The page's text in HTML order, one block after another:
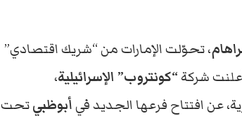
، تحوّلت الإمارات من “شريك اقتصادي”
شركة“كونتروب” الإسرائيلية،
عن افتتاح فرعها الجديد فيأبوظبيتحت